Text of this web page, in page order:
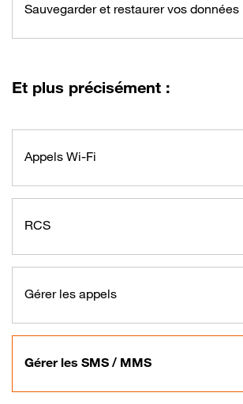
Sauvegarder et restaurer vos données
Et plus précisément :
Appels Wi-Fi
RCS
Gérer les appels
Gérer les SMS / MMS